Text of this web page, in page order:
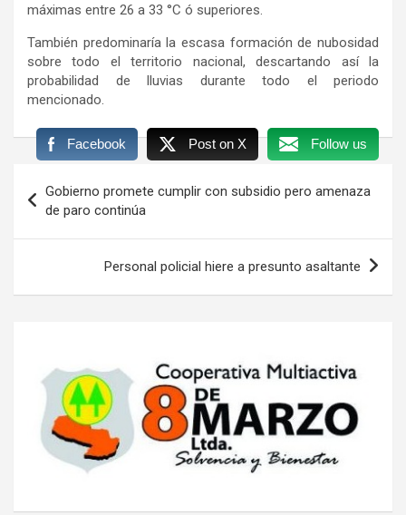
máximas entre 26 a 33 °C ó superiores.
También predominaría la escasa formación de nubosidad
sobre todo el territorio nacional, descartando así la
probabilidad de lluvias durante todo el periodo
mencionado.
Facebook Post on X Follow us
de
entradas
Gobierno promete cumplir con subsidio pero amenaza
de paro continúa
Personal policial hiere a presunto asaltante